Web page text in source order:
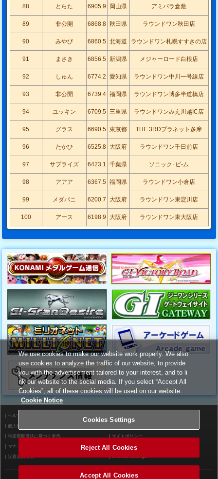
88 とらた 6905.9 岡山県 アミパラ倉敷
89 非公開 6868.8 秋田県 ラウンドワン秋田店
90 みやび 6860.5 北海道 ラウンドワン札幌すすきの店
91 まさき 6856.5 新潟県 メジャーロード白根店
92 しゅん 6774.2 愛知県 ラウンドワン中川一号線店
93 非公開 6739.4 福岡県 ラウンドワン博多半道橋店
94 ユッキン 6709.5 三重県 ラウンドワンみえ川越IC店
95 グラス 6690.5 東京都 THE 3RDプラネット多摩
96 たかひ 6525.8 大阪府 ラウンドワン千日前店
97 サプライズ 6423.1 千葉県 ソニック･ビ-ム
98 アアア 6367.5 福岡県 ラウンドワン小倉店
99 メダパニ 6200.7 大阪府 ラウンドワン東淀川店
100 アース 6198.9 大阪府 ラウンドワン東大阪店
ヘルプ
個人情報等保護方針
特定商取引法に基づく表示 サイトポリシー
マナー＆ルール お問い合わせ
設置店舗検索 Cookies Settings
We use cookies to make our website work properly. We also
use cookies to analyze the traffic of our website, to provide
you with the advertisement tailored to your interest, and to li
nk our website to the social media. If you select “Accept All
Cookies”, all of these cookies will be used on our website.
Cookie Notice
Cookies Settings
Reject All Cookies
Accept All Cookies